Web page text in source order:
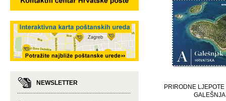
NEWSLETTER
PRIRODNE